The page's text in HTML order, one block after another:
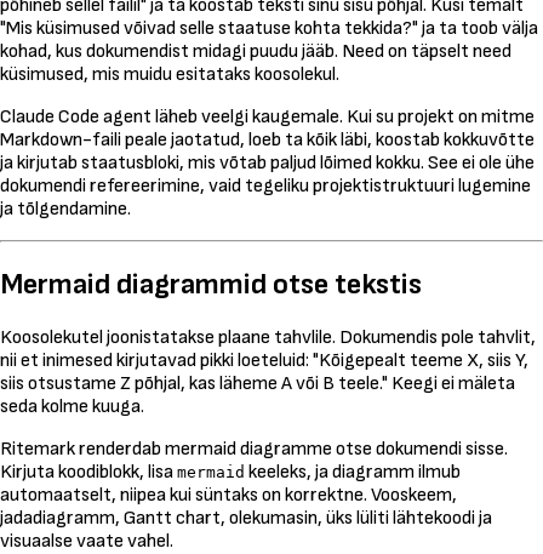
põhineb sellel failil" ja ta koostab teksti sinu sisu põhjal. Küsi temalt
"Mis küsimused võivad selle staatuse kohta tekkida?" ja ta toob välja
kohad, kus dokumendist midagi puudu jääb. Need on täpselt need
küsimused, mis muidu esitataks koosolekul.
Claude Code agent läheb veelgi kaugemale. Kui su projekt on mitme
Markdown-faili peale jaotatud, loeb ta kõik läbi, koostab kokkuvõtte
ja kirjutab staatusbloki, mis võtab paljud lõimed kokku. See ei ole ühe
dokumendi refereerimine, vaid tegeliku projektistruktuuri lugemine
ja tõlgendamine.
Mermaid diagrammid otse tekstis
Koosolekutel joonistatakse plaane tahvlile. Dokumendis pole tahvlit,
nii et inimesed kirjutavad pikki loeteluid: "Kõigepealt teeme X, siis Y,
siis otsustame Z põhjal, kas läheme A või B teele." Keegi ei mäleta
seda kolme kuuga.
Ritemark renderdab mermaid diagramme otse dokumendi sisse.
Kirjuta koodiblokk, lisa mermaid keeleks, ja diagramm ilmub
automaatselt, niipea kui süntaks on korrektne. Vooskeem,
jadadiagramm, Gantt chart, olekumasin, üks lüliti lähtekoodi ja
visuaalse vaate vahel.